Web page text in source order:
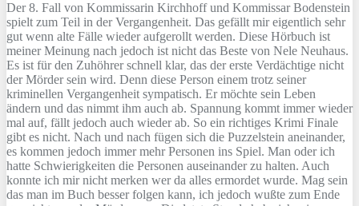
Der 8. Fall von Kommissarin Kirchhoff und Kommissar Bodenstein
spielt zum Teil in der Vergangenheit. Das gefällt mir eigentlich sehr
gut wenn alte Fälle wieder aufgerollt werden. Diese Hörbuch ist
meiner Meinung nach jedoch ist nicht das Beste von Nele Neuhaus.
Es ist für den Zuhöhrer schnell klar, das der erste Verdächtige nicht
der Mörder sein wird. Denn diese Person einem trotz seiner
kriminellen Vergangenheit sympatisch. Er möchte sein Leben
ändern und das nimmt ihm auch ab. Spannung kommt immer wieder
mal auf, fällt jedoch auch wieder ab. So ein richtiges Krimi Finale
gibt es nicht. Nach und nach fügen sich die Puzzelstein aneinander,
es kommen jedoch immer mehr Personen ins Spiel. Man oder ich
hatte Schwierigkeiten die Personen auseinander zu halten. Auch
konnte ich mir nicht merken wer da alles ermordet wurde. Mag sein
das man im Buch besser folgen kann, ich jedoch wußte zum Ende